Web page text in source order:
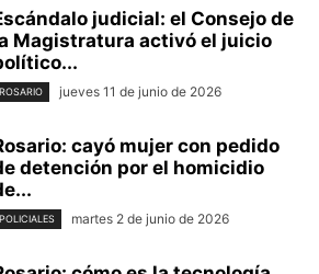
judicial: el Consejo de
Magistratura activó el juicio
ROSARIO jueves 11 de junio de 2026
cayó mujer con pedido
detención por el homicidio
POLICIALES martes 2 de junio de 2026